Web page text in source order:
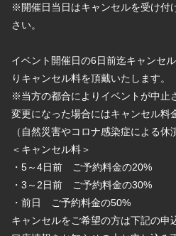
※開催日当日はキャンセルを受け付
さい。
イベント開催日の6日前迄キャンセ
りキャンセル料を頂戴いたします。
※当方の都合によりイベントが中止
変更になった場合にはキャンセル料
（自然災害やコロナ感染症による休
＜キャンセル料＞
・5～4日前 ご予約料金の20%
・3～2日前 ご予約料金の30%
・前日 ご予約料金の50%
キャンセルをご希望の方は下記の申